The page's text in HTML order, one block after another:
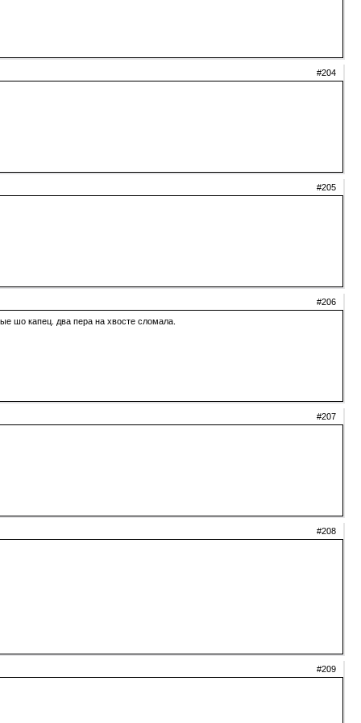
#204
#205
#206
шо капец. два пера на хвосте сломала.
#207
#208
#209